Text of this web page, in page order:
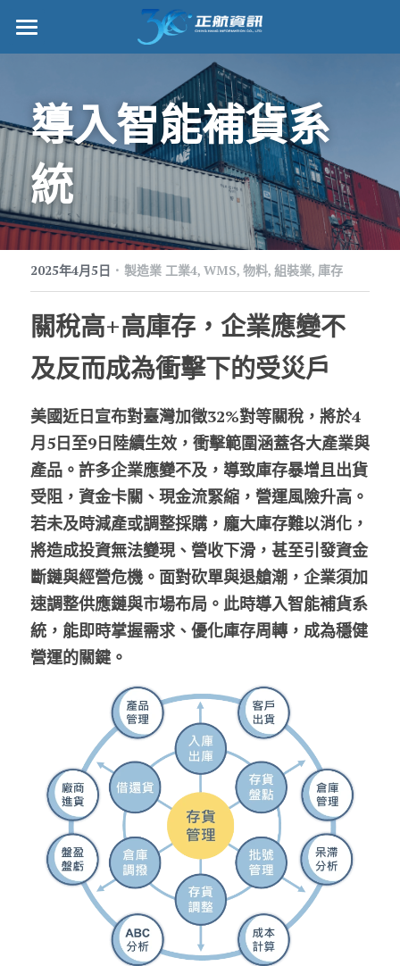
正航首頁
數位轉型
管理功能
標竿客戶
詢問/採購
客戶服務
正航願景
關於正航
股東專區
ESG永續經營
隱私權政策指南
聯絡正航
導入智能補貨系
統
2025年4月5日 · 製造業 工業4, WMS, 物料, 組裝業, 庫存
關稅高+高庫存，企業應變不
及反而成為衝擊下的受災戶
美國近日宣布對臺灣加徵32%對等關稅，將於4
月5日至9日陸續生效，衝擊範圍涵蓋各大產業與
產品。許多企業應變不及，導致庫存暴增且出貨
受阻，資金卡關、現金流緊縮，營運風險升高。
若未及時減產或調整採購，龐大庫存難以消化，
將造成投資無法變現、營收下滑，甚至引發資金
斷鏈與經營危機。面對砍單與退艙潮，企業須加
速調整供應鏈與市場布局。此時導入智能補貨系
統，能即時掌握需求、優化庫存周轉，成為穩健
營運的關鍵。